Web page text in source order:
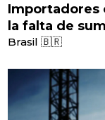
Importadores
la falta de
Brasil 🇧🇷